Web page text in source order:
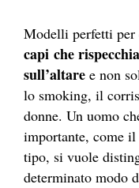
Modelli perfetti per
capi che
sull’altare e non
lo smoking, il
donne. Un uomo
importante, come
tipo, si vuole
determinato modo